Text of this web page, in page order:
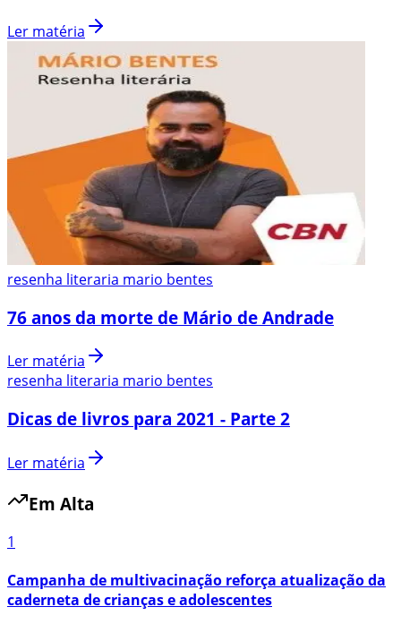
Ler matéria
resenha literaria mario bentes
76 anos da morte de Mário de Andrade
Ler matéria
resenha literaria mario bentes
Dicas de livros para 2021 - Parte 2
Ler matéria
Em Alta
1
Campanha de multivacinação reforça atualização da
caderneta de crianças e adolescentes